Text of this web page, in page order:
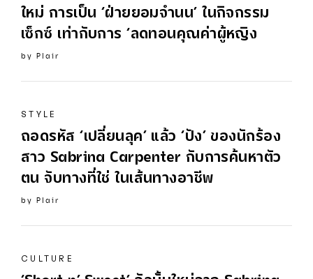
ใหม่ การเป็น ‘ฝ่ายยอมจำนน’ ในกิจกรรม
เซ็กซ์ เท่ากับการ ‘ลดทอนคุณค่าผู้หญิง
by Plair
STYLE
ถอดรหัส ‘เปลี่ยนลุค’ แล้ว ‘ปัง’ ของนักร้อง
สาว Sabrina Carpenter กับการค้นหาตัว
ตน จับทางที่ใช่ ในเส้นทางอาชีพ
by Plair
CULTURE